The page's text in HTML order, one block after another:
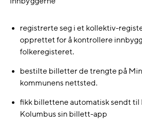
registrerte seg i et kollektiv-
opprettet for å kontrollere
folkeregisteret.
bestilte billetter de trengte på
kommunens nettsted.
fikk billettene automatisk sendt til
Kolumbus sin billett-app